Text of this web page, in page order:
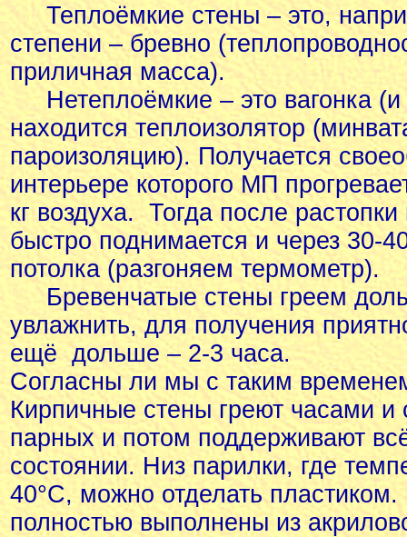
Теплоёмкие стены – это,
степени – бревно
приличная масса).
Нетеплоёмкие – это вагонка (и
находится теплоизолятор
пароизоляцию). Получается
интерьере которого МП
кг воздуха. Тогда после
быстро поднимается и через 30-
потолка (разгоняем термометр).
Бревенчатые стены греем
увлажнить, для получения
ещё дольше – 2-3 часа.
Согласны ли мы с таким
Кирпичные стены греют часами
парных и потом поддерживают
состоянии. Низ парилки, где
40°С, можно отделать
полностью выполнены из